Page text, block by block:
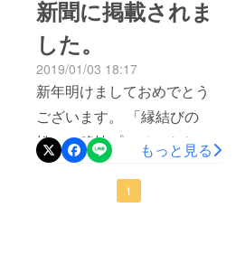
達を誘って頂いて是非ご参
加下さい。 細やかですが、
お茶とお菓子はご用意させ
て頂だこうと思っていま
す。 祭事：縁結びの松、植
樹祭 日時：2月14日（木）
15時～ 場所：桃井ミュージ
アム（赤穂市御崎634） 参
加費：無料 定員：30組 ＊ご
参ります。桃井香子
新聞に掲載されま
した。
2019/01/03 18:17
新年明けましておめでとう
ございます。 「縁結びの
松」の移植プロジェクトが
赤穂民報に掲載されまし
た。 今後とも皆さまの応
もっと見る
1